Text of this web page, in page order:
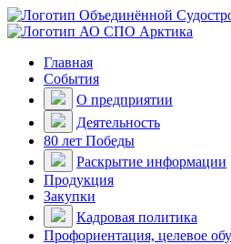
Главная
События
О предприятии
Деятельность
80 лет Победы
Раскрытие информации
Продукция
Закупки
Кадровая политика
Профориентация, целевое